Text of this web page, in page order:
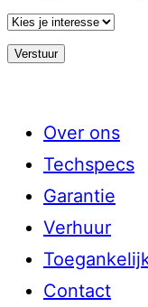
Over ons
Techspecs
Garantie
Verhuur
Contact